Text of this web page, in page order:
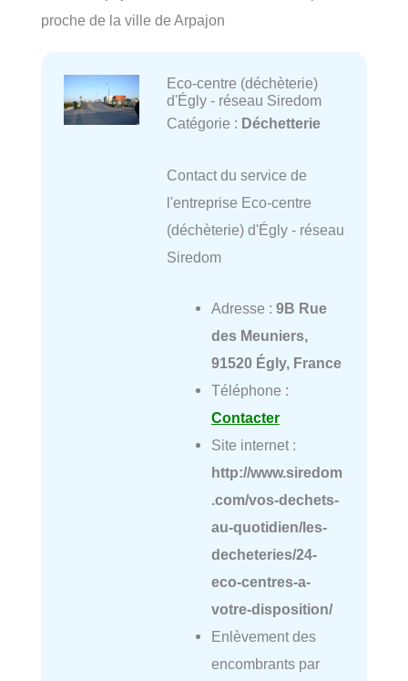
proche de la ville de Arpajon
Eco-centre (déchèterie)
d'Égly - réseau Siredom
Catégorie : Déchetterie
Contact du service de
l'entreprise Eco-centre
(déchèterie) d'Égly - réseau
Siredom
Adresse : 9B Rue
des Meuniers,
91520 Égly, France
Téléphone :
Contacter
Site internet :
http://www.siredom
.com/vos-dechets-
au-quotidien/les-
decheteries/24-
eco-centres-a-
votre-disposition/
Enlèvement des
encombrants par